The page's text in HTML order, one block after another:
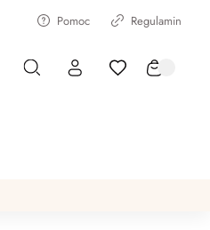
Pomoc Regulamin